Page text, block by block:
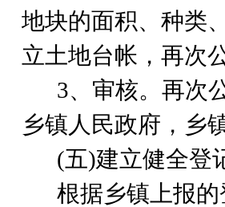
地块的面积、种类
立土地台帐，再次
3、审核。再次
乡镇人民政府，乡
(五)建立健全登
根据乡镇上报